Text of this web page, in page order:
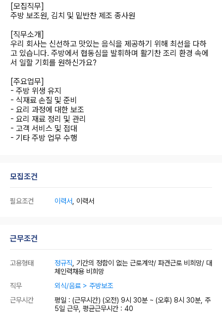
[모집직무]
주방 보조원, 김치 및 밑반찬 제조 종사원
[직무소개]
우리 회사는 신선하고 맛있는 음식을 제공하기 위해 최선을 다하
고 있습니다. 주방에서 협동심을 발휘하며 활기찬 조리 환경 속에
서 일할 기회를 원하신가요?
[주요업무]
- 주방 위생 유지
- 식재료 손질 및 준비
- 요리 과정에 대한 보조
- 요리 재료 정리 및 관리
- 고객 서비스 및 접대
- 기타 주방 업무 수행
모집조건
필요조건 이력서 , 이력서
근무조건
고용형태 정규직 , 기간의 정함이 없는 근로계약/ 파견근로 비희망/ 대
체인력채용 비희망
직무
외식/음료 > 주방보조
근무시간
평일 : (근무시간) (오전) 9시 30분 ~ (오후) 8시 30분, 주
5일 근무, 평균근무시간 : 40